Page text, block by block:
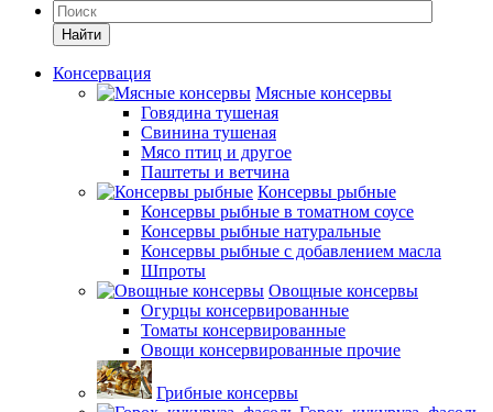
Найти
Консервация
Мясные консервы
Говядина тушеная
Свинина тушеная
Мясо птиц и другое
Паштеты и ветчина
Консервы рыбные
Консервы рыбные в томатном соусе
Консервы рыбные натуральные
Консервы рыбные с добавлением масла
Шпроты
Овощные консервы
Огурцы консервированные
Томаты консервированные
Овощи консервированные прочие
Грибные консервы